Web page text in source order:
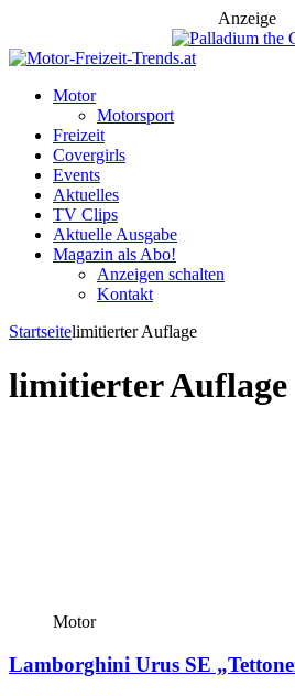
Anzeige
Motor
Motorsport
Freizeit
Covergirls
Events
Aktuelles
TV Clips
Aktuelle Ausgabe
Magazin als Abo!
Anzeigen schalten
Kontakt
Startseitelimitierter Auflage
limitierter Auflage
Motor
Lamborghini Urus SE